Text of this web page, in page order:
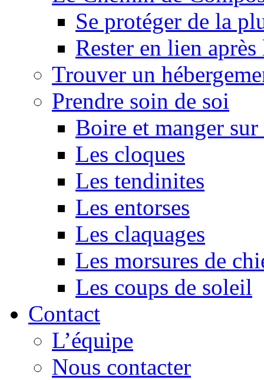
Se protéger de la
Rester en lien
Trouver un
Prendre soin de soi
Boire et manger
Les cloques
Les tendinites
Les entorses
Les claquages
Les morsures de
Les coups de soleil
Contact
L’équipe
Nous contacter